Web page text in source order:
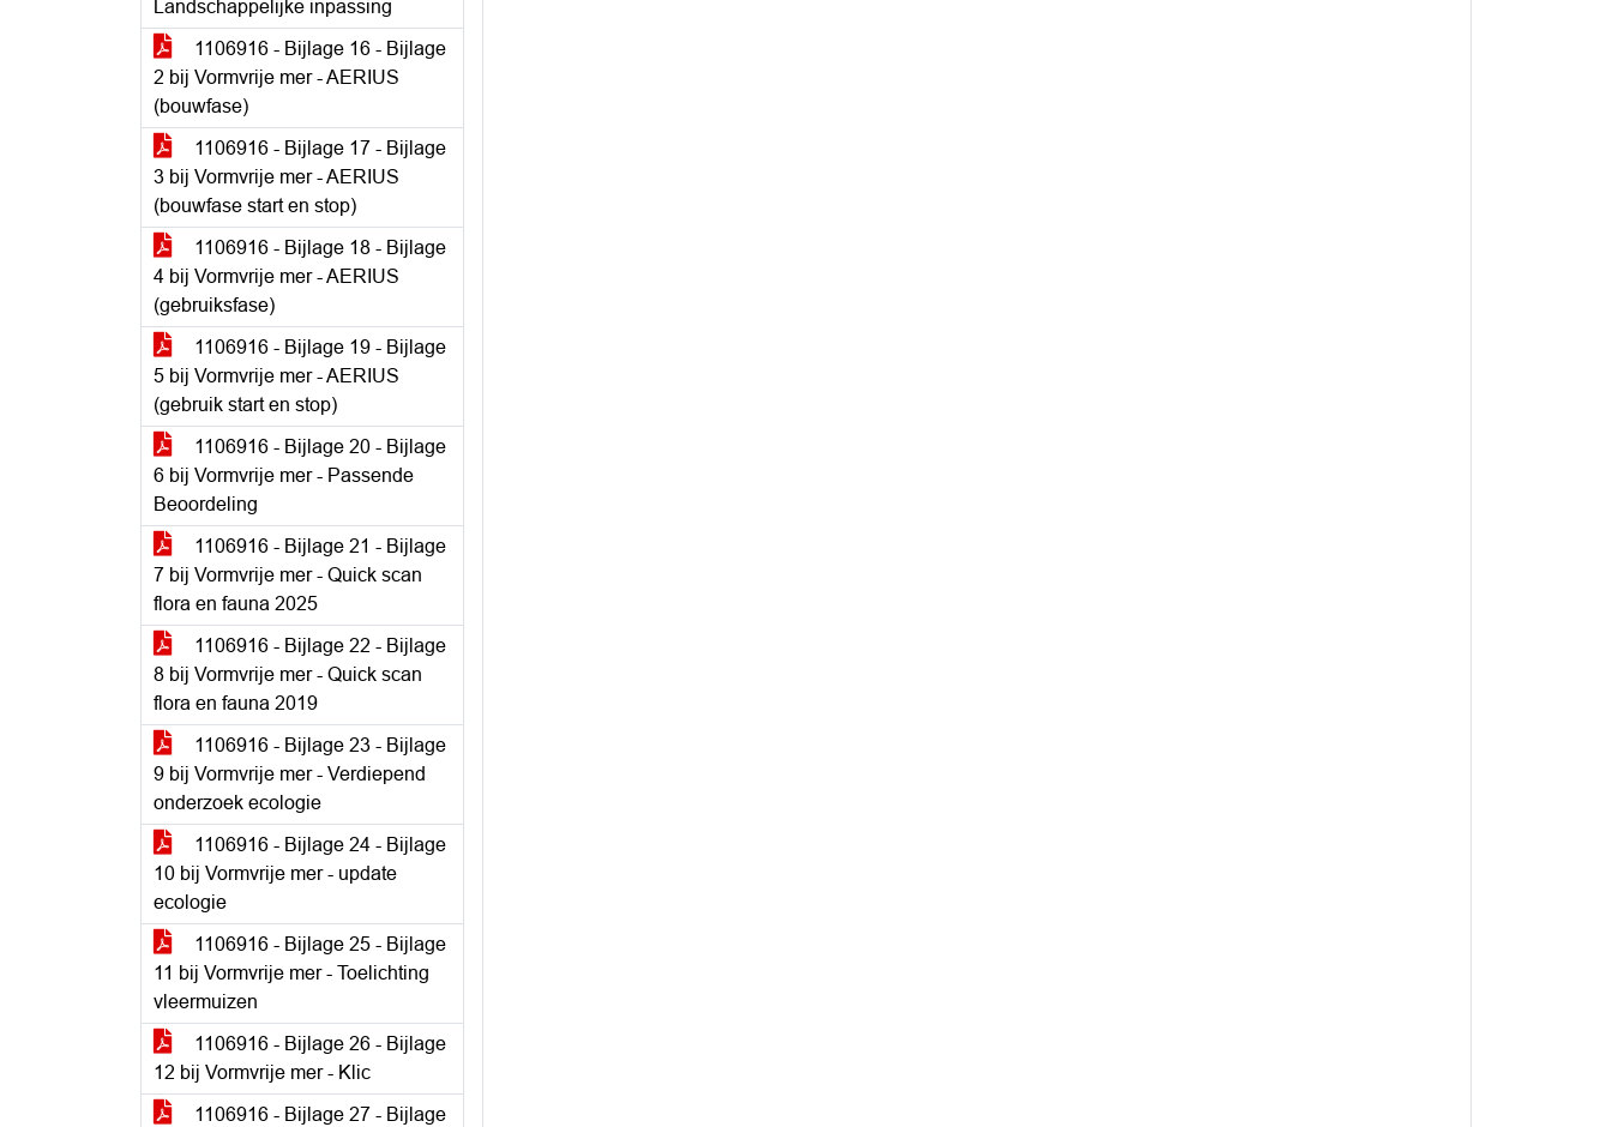
Landschappelijke inpassing
1106916 - Bijlage 16 - Bijlage
2 bij Vormvrije mer - AERIUS
(bouwfase)
1106916 - Bijlage 17 - Bijlage
3 bij Vormvrije mer - AERIUS
(bouwfase start en stop)
1106916 - Bijlage 18 - Bijlage
4 bij Vormvrije mer - AERIUS
(gebruiksfase)
1106916 - Bijlage 19 - Bijlage
5 bij Vormvrije mer - AERIUS
(gebruik start en stop)
1106916 - Bijlage 20 - Bijlage
6 bij Vormvrije mer - Passende
Beoordeling
1106916 - Bijlage 21 - Bijlage
7 bij Vormvrije mer - Quick scan
flora en fauna 2025
1106916 - Bijlage 22 - Bijlage
8 bij Vormvrije mer - Quick scan
flora en fauna 2019
1106916 - Bijlage 23 - Bijlage
9 bij Vormvrije mer - Verdiepend
onderzoek ecologie
1106916 - Bijlage 24 - Bijlage
10 bij Vormvrije mer - update
ecologie
1106916 - Bijlage 25 - Bijlage
11 bij Vormvrije mer - Toelichting
vleermuizen
1106916 - Bijlage 26 - Bijlage
12 bij Vormvrije mer - Klic
1106916 - Bijlage 27 - Bijlage